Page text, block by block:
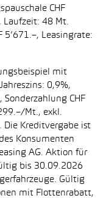
CHF
Laufzeit: 48 Mt.
5’671.–, Leasingrate:
mit
0,9%,
CHF
Mt., exkl.
Die Kreditvergabe ist
Konsumenten
AG. Aktion für
bis 30.09.2026
Gültig
mit Flottenrabatt,